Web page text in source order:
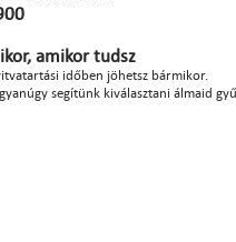
amikor tudsz
időben jöhetsz bármikor.
segítünk kiválasztani álmaid